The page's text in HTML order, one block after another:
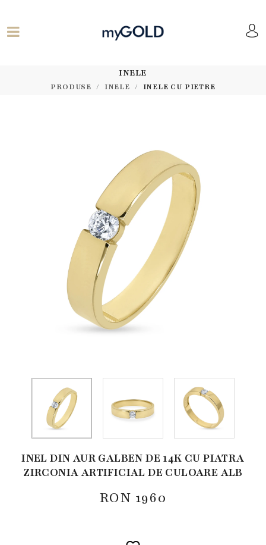
INELE
PRODUSE INELE INELE CU PIETRE
INEL DIN AUR GALBEN DE 14K CU PIATRA
ZIRCONIA ARTIFICIAL DE CULOARE ALB
RON 1960